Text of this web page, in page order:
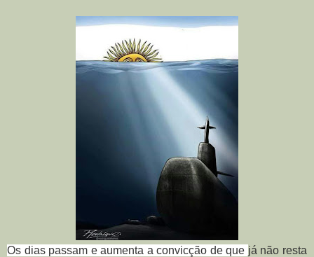
Os dias passam e aumenta a convicção de que já não resta